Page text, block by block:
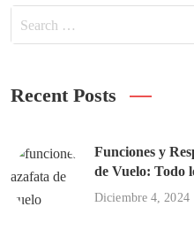
Recent Posts
Funciones y
de Vuelo: Todo
Diciembre 4, 2024